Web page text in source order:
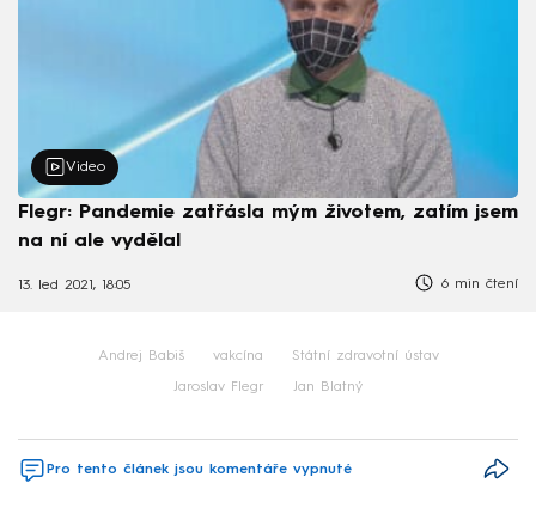
Video
Flegr: Pandemie zatřásla mým životem, zatím jsem
na ní ale vydělal
13. led 2021, 18:05 6 min čtení
Andrej Babiš vakcína Státní zdravotní ústav
Jaroslav Flegr Jan Blatný
Pro tento článek jsou komentáře vypnuté